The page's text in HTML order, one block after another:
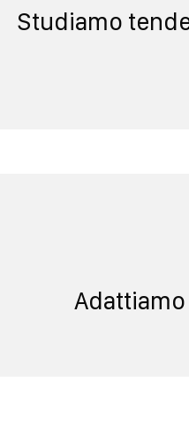
Studiamo